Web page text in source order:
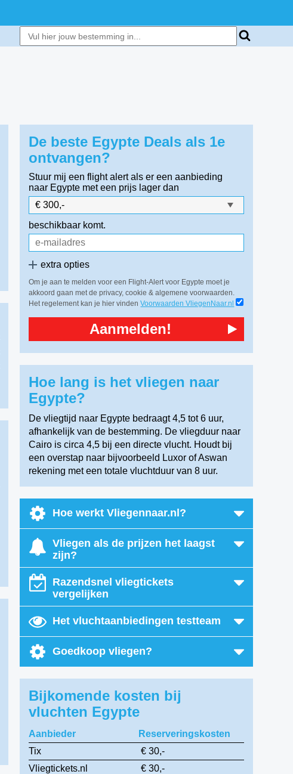
De beste Egypte Deals als 1e
ontvangen?
Stuur mij een flight alert als er een aanbieding
naar Egypte met een prijs lager dan
beschikbaar komt.
extra opties
Om je aan te melden voor een Flight-Alert voor Egypte moet je
akkoord gaan met de privacy, cookie & algemene voorwaarden.
Het regelement kan je hier vindenVoorwaarden VliegenNaar.nl
Aanmelden!
Hoe lang is het vliegen naar
Egypte?
De vliegtijd naar Egypte bedraagt 4,5 tot 6 uur,
afhankelijk van de bestemming. De vliegduur naar
Cairo is circa 4,5 bij een directe vlucht. Houdt bij
een overstap naar bijvoorbeeld Luxor of Aswan
rekening met een totale vluchtduur van 8 uur.
Hoe werkt Vliegennaar.nl?
Vliegen als de prijzen het laagst
zijn?
Razendsnel vliegtickets
vergelijken
Het vluchtaanbiedingen testteam
Goedkoop vliegen?
Bijkomende kosten bij
vluchten Egypte
Aanbieder
Reserveringskosten
Tix
€ 30,-
Vliegtickets.nl
€ 30,-